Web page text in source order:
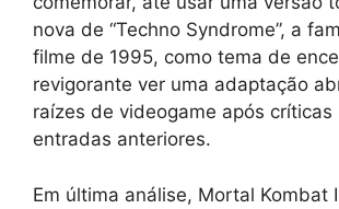
nova de “Techno Syndrome”, a
filme de 1995, como tema de
revigorante ver uma adaptação
raízes de videogame após críticas
entradas anteriores.
Em última análise, Mortal Kombat